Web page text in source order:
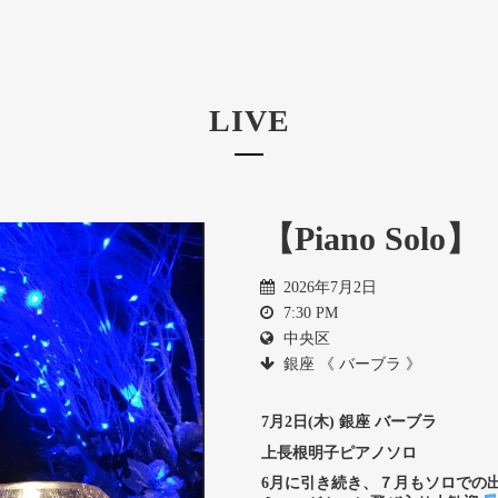
LIVE
【Piano Solo】
2026年7月2日
7:30 PM
中央区
銀座 《 バーブラ 》
7月2日(木) 銀座 バーブラ
上長根明子ピアノソロ
6月に引き続き、７月もソロでの